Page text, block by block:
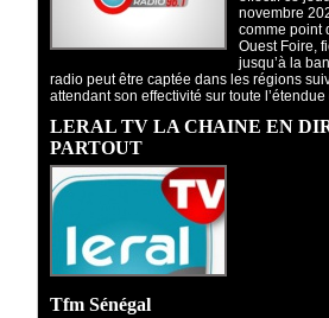
novembre
comme point
Ouest Foire,
jusqu’à la
radio peut être captée dans les régions
attendant son effectivité sur toute l’étendue
LERAL TV LA CHAINE EN
PARTOUT
Tfm Sénégal